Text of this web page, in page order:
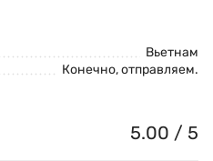
Вьетнам
Конечно, отправляем.
5.00 / 5